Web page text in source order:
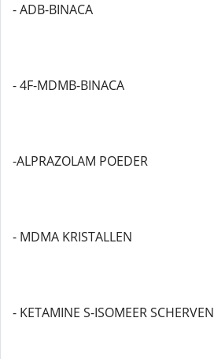
- ADB-BINACA
- 4F-MDMB-BINACA
-ALPRAZOLAM POEDER
- MDMA KRISTALLEN
- KETAMINE S-ISOMEER SCHERVEN